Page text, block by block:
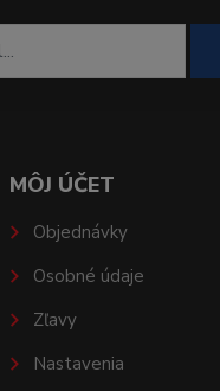
MÔJ ÚČET
Objednávky
Osobné údaje
Zľavy
Nastavenia